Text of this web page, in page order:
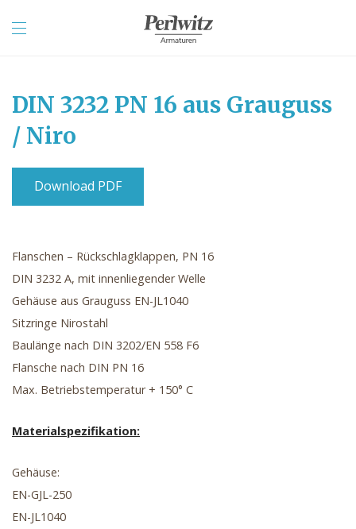
DIN 3232 PN 16 aus Grauguss
/ Niro
Download PDF
Flanschen – Rückschlagklappen, PN 16
DIN 3232 A, mit innenliegender Welle
Gehäuse aus Grauguss EN-JL1040
Sitzringe Nirostahl
Baulänge nach DIN 3202/EN 558 F6
Flansche nach DIN PN 16
Max. Betriebstemperatur + 150° C
Materialspezifikation:
Gehäuse:
EN-GJL-250
EN-JL1040